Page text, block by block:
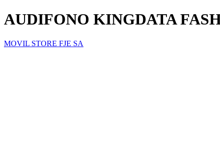
AUDIFONO KINGDATA
MOVIL STORE FJE SA